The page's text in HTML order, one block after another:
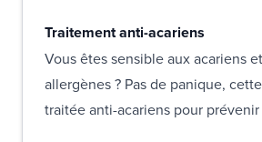
Traitement anti-acariens
Vous êtes sensible aux acariens
allergènes ? Pas de panique,
traitée anti-acariens pour